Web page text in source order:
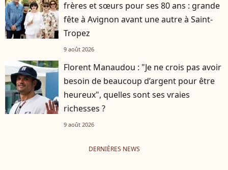
frères et sœurs pour ses 80 ans : grande
fête à Avignon avant une autre à Saint-
Tropez
9 août 2026
Florent Manaudou : "Je ne crois pas avoir
besoin de beaucoup d’argent pour être
heureux", quelles sont ses vraies
richesses ?
9 août 2026
DERNIÈRES NEWS